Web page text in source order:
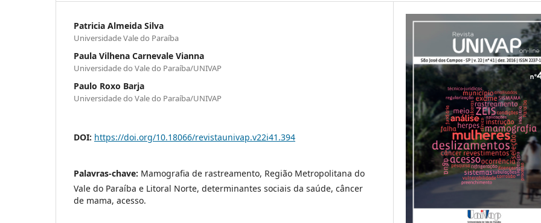
Patricia Almeida Silva
Universidade Vale do Paraíba
Paula Vilhena Carnevale Vianna
Universidade do Vale do Paraíba/UNIVAP
Paulo Roxo Barja
Universidade do Vale do Paraíba/UNIVAP
DOI: https://doi.org/10.18066/revistaunivap.v22i41.394
Palavras-chave: Mamografia de rastreamento, Região Metropolitana do
Vale do Paraíba e Litoral Norte, determinantes sociais da saúde, câncer
de mama, acesso.